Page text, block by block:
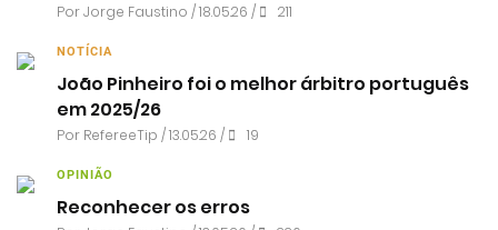
PorJorge Faustino / 18.05.26 / 211
NOTÍCIA
João Pinheiro foi o melhor árbitro português
em 2025/26
Por RefereeTip / 13.05.26 / 19
OPINIÃO
Reconhecer os erros